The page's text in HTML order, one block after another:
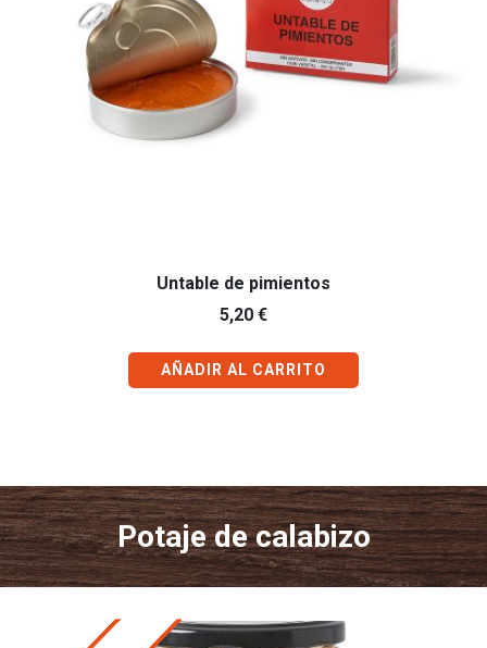
Untable de pimientos
5,20 €
AÑADIR AL CARRITO
Potaje de calabizo